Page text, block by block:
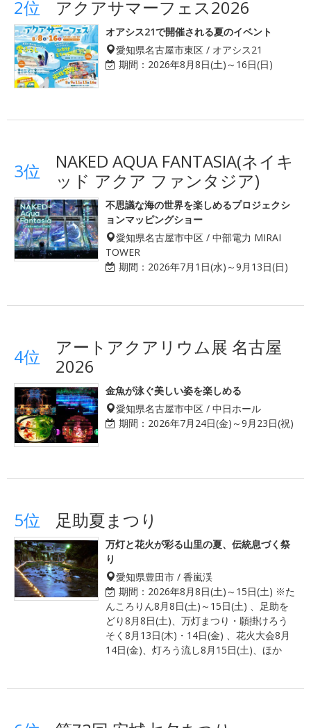
2位 アクアサマーフェス2026
オアシス21で開催される夏のイベント
愛知県名古屋市東区 / オアシス21
期間： 2026年8月8日(土)～16日(日)
3位
NAKED AQUA FANTASIA(ネイキ
ッド アクア ファンタジア)
不思議な海の世界を楽しめるプロジェクシ
ョンマッピングショー
愛知県名古屋市中区 / 中部電力 MIRAI
TOWER
期間： 2026年7月1日(水)～9月13日(日)
4位
アートアクアリウム展 名古屋
2026
金魚が泳ぐ美しい姿を楽しめる
愛知県名古屋市中区 / 中日ホール
期間： 2026年7月24日(金)～9月23日(祝)
5位 足助夏まつり
万灯と花火が彩る山里の夏、伝統息づく祭
り
愛知県豊田市 / 香嵐渓
期間： 2026年8月8日(土)～15日(土) ※た
んころりん8月8日(土)～15日(土) 、足助を
どり8月8日(土)、万灯まつり・願掛けろう
そく8月13日(木)・14日(金) 、花火大会8月
14日(金)、灯ろう流し8月15日(土)、ほか